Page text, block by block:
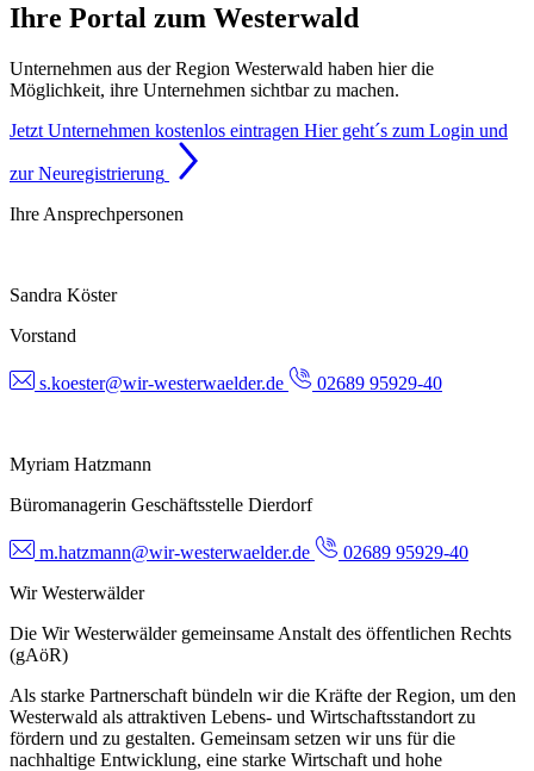
Ihre Portal zum Westerwald
Unternehmen aus der Region Westerwald haben hier die
Möglichkeit, ihre Unternehmen sichtbar zu machen.
Jetzt Unternehmen kostenlos eintragen Hier geht´s zum Login und
zur Neuregistrierung
Ihre Ansprechpersonen
Sandra Köster
Vorstand
s.koester@wir-westerwaelder.de 02689 95929-40
Myriam Hatzmann
Büromanagerin Geschäftsstelle Dierdorf
m.hatzmann@wir-westerwaelder.de
02689 95929-40
Wir Westerwälder
Die Wir Westerwälder gemeinsame Anstalt des öffentlichen Rechts
(gAöR)
Als starke Partnerschaft bündeln wir die Kräfte der Region, um den
Westerwald als attraktiven Lebens- und Wirtschaftsstandort zu
fördern und zu gestalten. Gemeinsam setzen wir uns für die
nachhaltige Entwicklung, eine starke Wirtschaft und hohe